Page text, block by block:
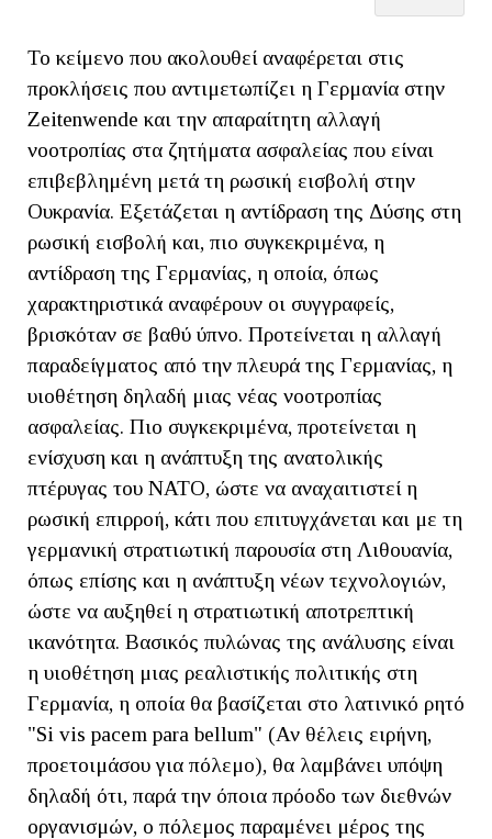
Το κείμενο που ακολουθεί αναφέρεται στις
προκλήσεις που αντιμετωπίζει η Γερμανία στην
Zeitenwende και την απαραίτητη αλλαγή
νοοτροπίας στα ζητήματα ασφαλείας που είναι
επιβεβλημένη μετά τη ρωσική εισβολή στην
Ουκρανία. Εξετάζεται η αντίδραση της Δύσης στη
ρωσική εισβολή και, πιο συγκεκριμένα, η
αντίδραση της Γερμανίας, η οποία, όπως
χαρακτηριστικά αναφέρουν οι συγγραφείς,
βρισκόταν σε βαθύ ύπνο. Προτείνεται η αλλαγή
παραδείγματος από την πλευρά της Γερμανίας, η
υιοθέτηση δηλαδή μιας νέας νοοτροπίας
ασφαλείας. Πιο συγκεκριμένα, προτείνεται η
ενίσχυση και η ανάπτυξη της ανατολικής
πτέρυγας του ΝΑΤΟ, ώστε να αναχαιτιστεί η
ρωσική επιρροή, κάτι που επιτυγχάνεται και με τη
γερμανική στρατιωτική παρουσία στη Λιθουανία,
όπως επίσης και η ανάπτυξη νέων τεχνολογιών,
ώστε να αυξηθεί η στρατιωτική αποτρεπτική
ικανότητα. Βασικός πυλώνας της ανάλυσης είναι
η υιοθέτηση μιας ρεαλιστικής πολιτικής στη
Γερμανία, η οποία θα βασίζεται στο λατινικό ρητό
"Si vis pacem para bellum" (Αν θέλεις ειρήνη,
προετοιμάσου για πόλεμο), θα λαμβάνει υπόψη
δηλαδή ότι, παρά την όποια πρόοδο των διεθνών
οργανισμών, ο πόλεμος παραμένει μέρος της